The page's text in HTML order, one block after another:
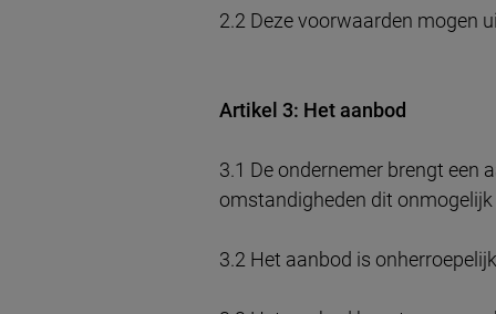
2.2 Deze voorwaarden mogen
Artikel 3: Het aanbod
3.1 De ondernemer brengt een
omstandigheden dit onmogelijk
3.2 Het aanbod is